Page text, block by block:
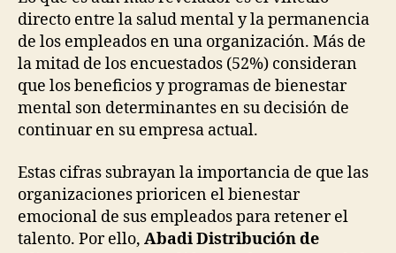
directo entre la salud mental y la permanencia
de los empleados en una organización. Más de
la mitad de los encuestados (52%) consideran
que los beneficios y programas de bienestar
mental son determinantes en su decisión de
continuar en su empresa actual.
Estas cifras subrayan la importancia de que las
organizaciones prioricen el bienestar
emocional de sus empleados para retener el
talento. Por ello, Abadi Distribución de